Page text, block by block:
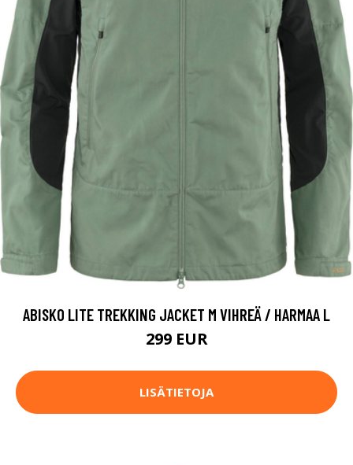
ABISKO LITE TREKKING JACKET M VIHREÄ / HARMAA L
299 EUR
LISÄTIETOJA